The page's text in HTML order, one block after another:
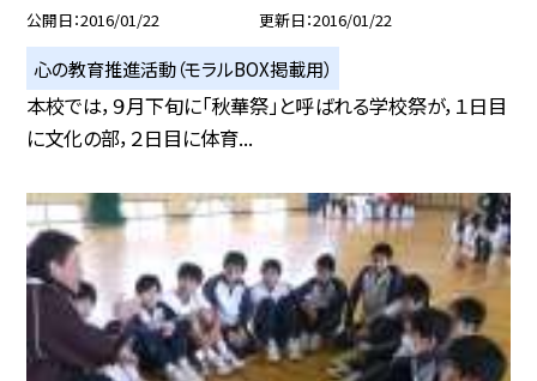
公開日 2016/01/22 更新日 2016/01/22
心の教育推進活動（モラルBOX掲載用）
本校では，９月下旬に「秋華祭」と呼ばれる学校祭が，１日目
に文化の部，２日目に体育...